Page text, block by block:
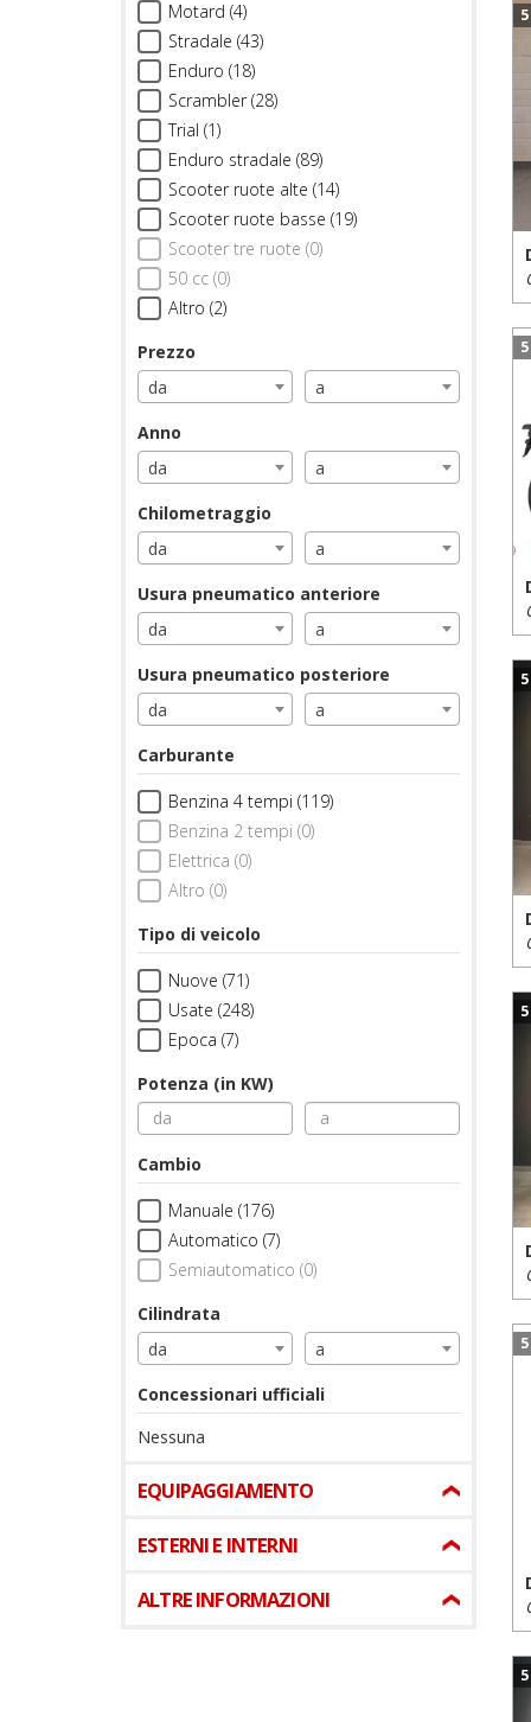
Motard (4)
Stradale (43)
Enduro (18)
Scrambler (28)
Trial (1)
Enduro stradale (89)
Scooter ruote alte (14)
Scooter ruote basse (19)
Scooter tre ruote (0)
50 cc (0)
Altro (2)
Prezzo
da
a
Anno
da
a
Chilometraggio
da
a
Usura pneumatico anteriore
da
a
Usura pneumatico posteriore
da
a
Carburante
Benzina 4 tempi (119)
Benzina 2 tempi (0)
Elettrica (0)
Altro (0)
Tipo di veicolo
Nuove (71)
Usate (248)
Epoca (7)
Potenza (in KW)
Cambio
Manuale (176)
Automatico (7)
Semiautomatico (0)
Cilindrata
da
a
Concessionari ufficiali
Nessuna
EQUIPAGGIAMENTO
ESTERNI E INTERNI
ALTRE INFORMAZIONI